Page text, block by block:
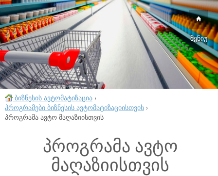
მენიუ
ბიზნესის ავტომატიზაცია ›
პროგრამები ბიზნესის ავტომატიზაციისთვის ›
პროგრამა ავტო მაღაზიისთვის
პროგრამა ავტო
მაღაზიისთვის